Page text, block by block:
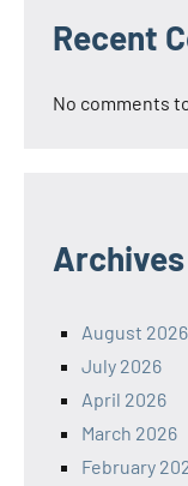
Recent
No comments
Archives
August 2026
July 2026
April 2026
March 2026
February